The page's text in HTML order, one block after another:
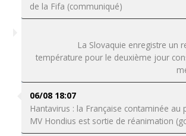
de la Fifa (communiqué)
La Slovaquie enregistre un
température pour le deuxième jour
06/08 18:07
Hantavirus : la Française contaminée au
MV Hondius est sortie de réanimation